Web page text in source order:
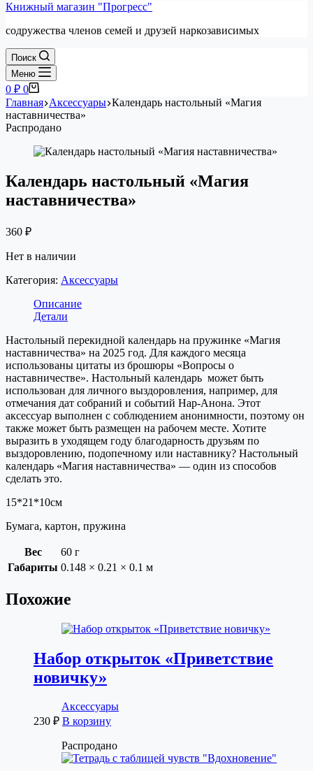
Книжный магазин "Прогресс"
содружества членов семей и друзей наркозависимых
Поиск
Меню
Корзина
0 ₽ 0
Главная Аксессуары Календарь настольный «Магия
наставничества»
Распродано
Календарь настольный «Магия
наставничества»
360 ₽
Нет в наличии
Категория: Аксессуары
Описание
Детали
Настольный перекидной календарь на пружинке «Магия
наставничества» на 2025 год. Для каждого месяца
использованы цитаты из брошюры «Вопросы о
наставничестве». Настольный календарь может быть
использован для личного выздоровления, например, для
отмечания дат собраний и событий Нар-Анона. Этот
аксессуар выполнен с соблюдением анонимности, поэтому он
также может быть размещен на рабочем месте. Хотите
выразить в уходящем году благодарность друзьям по
выздоровлению, подопечному или наставнику? Настольный
календарь «Магия наставничества» — один из способов
сделать это.
15*21*10см
Бумага, картон, пружина
Вес
60 г
Габариты 0.148 × 0.21 × 0.1 м
Похожие
Набор открыток «Приветствие
новичку»
Аксессуары
230 ₽ В корзину
Распродано